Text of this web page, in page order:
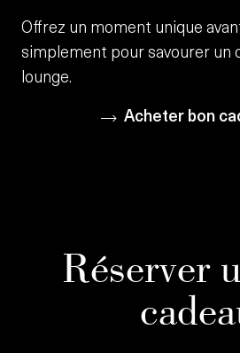
Offrez un moment unique
simplement pour savourer un
lounge.
Acheter bon
Réserver